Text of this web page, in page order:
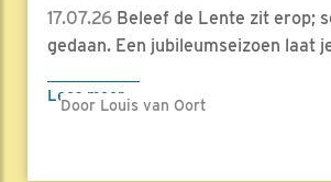
17.07.26 Beleef de Lente zit erop;
gedaan. Een jubileumseizoen laat
Lees meer
Door Louis van Oort